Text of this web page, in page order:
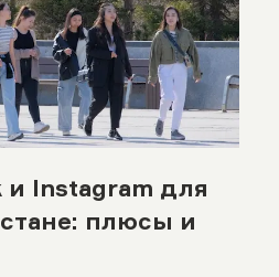
и Instagram для
плюсы и